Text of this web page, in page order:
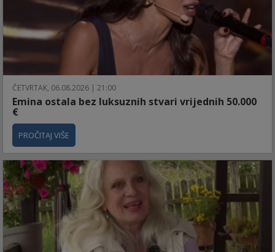
ČETVRTAK, 06.08.2026 | 21:00
Emina ostala bez luksuznih stvari vrijednih 50.000
€
PROČITAJ VIŠE